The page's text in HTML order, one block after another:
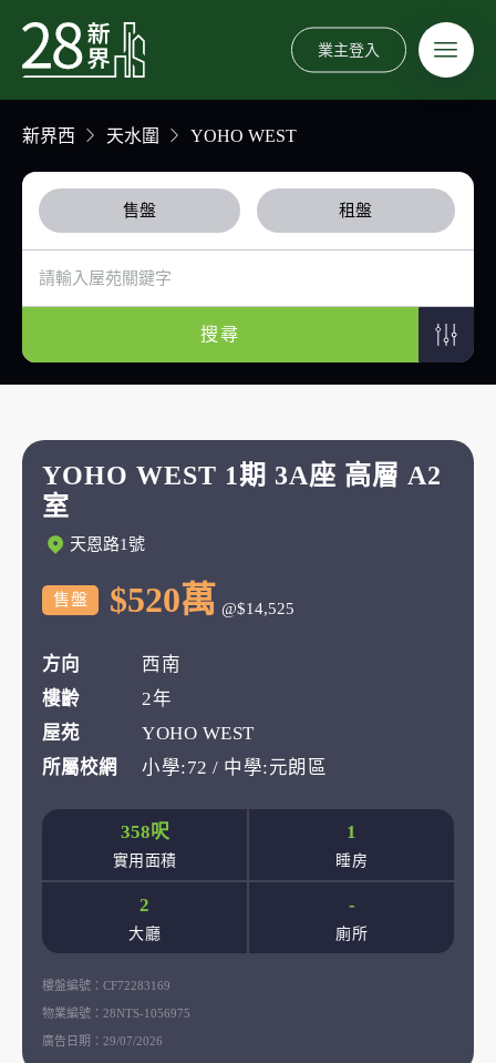
業主登入
新界西 天水圍 YOHO WEST
售盤 租盤
搜尋
YOHO WEST 1期 3A座 高層 A2
室
天恩路1號
售盤 $520萬 @$14,525
方向
西南
樓齡
2年
屋苑
YOHO WEST
所屬校網
小學:72 / 中學:元朗區
358呎
實用面積
1
睡房
2
大廳
-
廁所
樓盤編號： CF72283169
物業編號： 28NTS-1056975
廣告日期： 29/07/2026